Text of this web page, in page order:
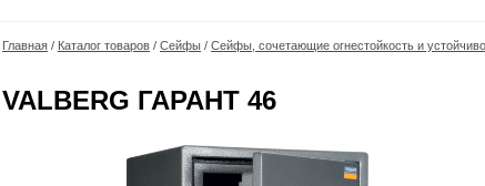
Главная / Каталог товаров / Сейфы / Сейфы, сочетающие огнестойкость и
VALBERG ГАРАНТ 46